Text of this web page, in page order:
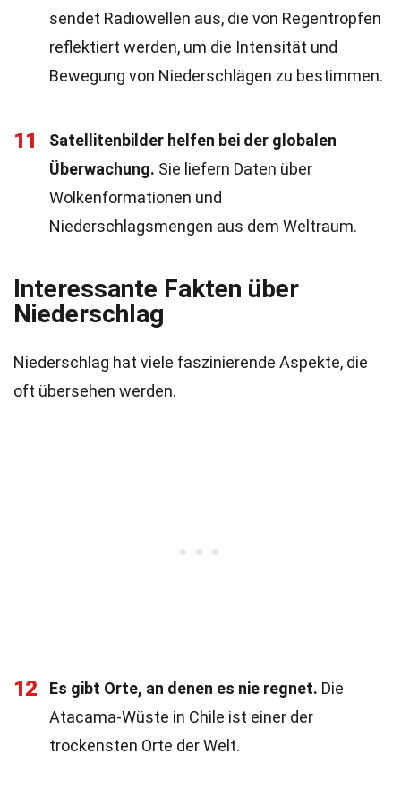
sendet Radiowellen aus, die von Regentropfen
reflektiert werden, um die Intensität und
Bewegung von Niederschlägen zu bestimmen.
11
Satellitenbilder helfen bei der globalen
Überwachung. Sie liefern Daten über
Wolkenformationen und
Niederschlagsmengen aus dem Weltraum.
Interessante Fakten über
Niederschlag
Niederschlag hat viele faszinierende Aspekte, die
oft übersehen werden.
12 Es gibt Orte, an denen es nie regnet. Die
Atacama-Wüste in Chile ist einer der
trockensten Orte der Welt.